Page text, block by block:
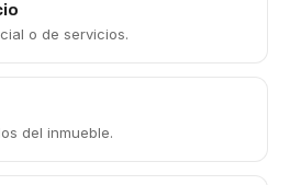
o de servicios.
del inmueble.